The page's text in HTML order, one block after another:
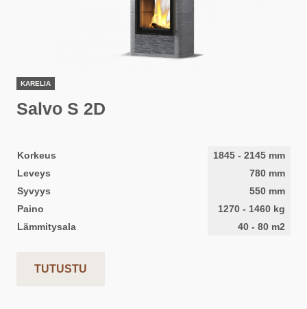
KARELIA
Salvo S 2D
Korkeus 1845 - 2145 mm
Leveys
780 mm
Syvyys
550 mm
Paino
1270 - 1460 kg
Lämmitysala
40 - 80 m2
TUTUSTU